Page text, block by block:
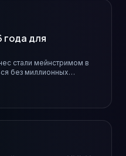
года для
стали мейнстримом в
без миллионных